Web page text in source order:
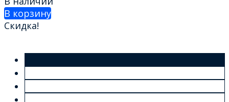
В корзину
Скидка!